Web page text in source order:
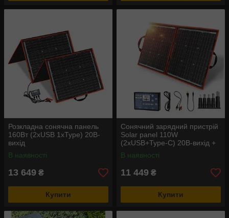
Розкладна сонячна панель
160Вт (2xUSB 1хType) 20В-
вихід
В наявності
13 649 ₴
Купити
Сонячний зарядний пристрій
Solar panel 110W
(2xUSB+Type-C) 20В-вихід +
зарядка автомобільного АКБ
В наявності
11 449 ₴
Купити